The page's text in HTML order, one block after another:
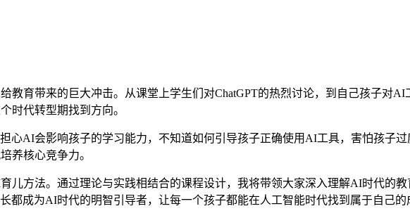
教育带来的巨大冲击。从课堂上学生们对ChatGPT的热烈讨论，到自己孩子对
时代转型期找到方向。
心AI会影响孩子的学习能力，不知道如何引导孩子正确使用AI工具，害怕孩子
养核心竞争力。
儿方法。通过理论与实践相结合的课程设计，我将带领大家深入理解AI时代的
都成为AI时代的明智引导者，让每一个孩子都能在人工智能时代找到属于自己的